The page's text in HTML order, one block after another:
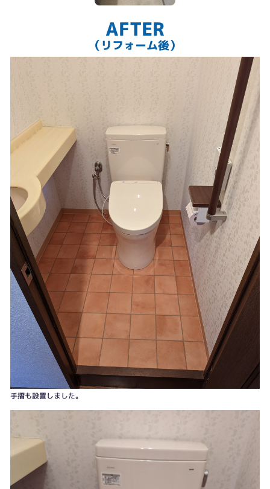
AFTER
（リフォーム後）
手摺も設置しました。